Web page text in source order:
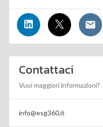
Contattaci
Vuoi maggiori informazioni?
info@esg360.it